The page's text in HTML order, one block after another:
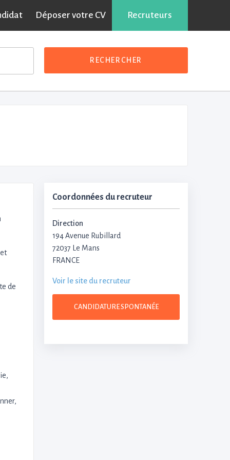
Déposer votre CV Recruteurs
RECHERCHER
de
Coordonnées du recruteur
Direction
194 Avenue Rubillard
72037 Le Mans
FRANCE
Voir le site du recruteur
CANDIDATURE SPONTANÉE